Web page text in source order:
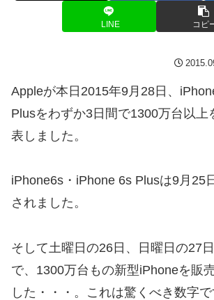
LINE コピ
Appleが本日2015年9月28日、
Plusをわずか3日間で1300万台以上
表しました。
iPhone6s・iPhone 6s Plusは9月25
されました。
そして土曜日の26日、日曜日の27
で、1300万台もの新型iPhoneを販
した・・・。これは驚くべき数字